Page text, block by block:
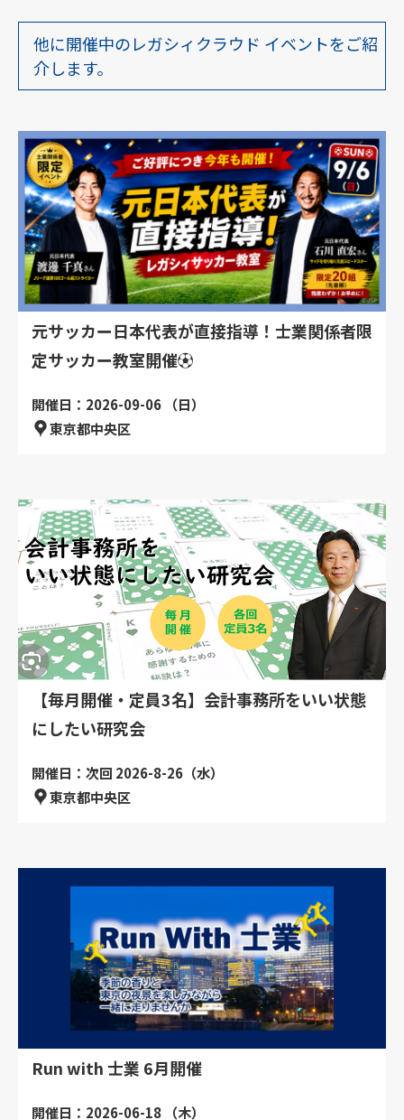
他に開催中のレガシィクラウド イベントをご紹
介します。
元サッカー日本代表が直接指導！士業関係者限
定サッカー教室開催⚽
開催日：2026-09-06 （日）
東京都中央区
【毎月開催・定員3名】会計事務所をいい状態
にしたい研究会
開催日：次回 2026-8-26（水）
東京都中央区
Run with 士業 6月開催
開催日：2026-06-18 （木）